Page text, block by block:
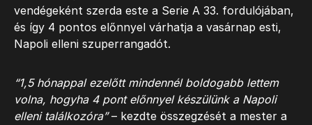
vendégeként szerda este a Serie A 33. fordulójában,
és így 4 pontos előnnyel várhatja a vasárnap esti,
Napoli elleni szuperrangadót.
“1,5 hónappal ezelőtt mindennél boldogabb lettem
volna, hogyha 4 pont előnnyel készülünk a Napoli
elleni találkozóra”– kezdte összegzését a mester a